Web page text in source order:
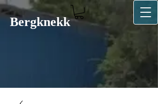
Bergkn​ekk